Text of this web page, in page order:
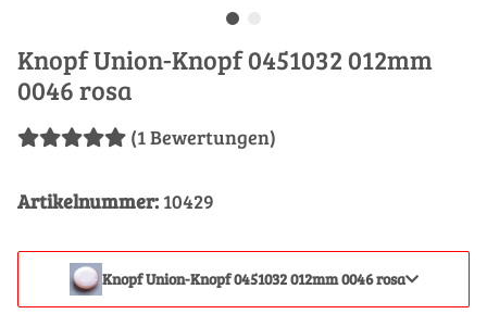
Knopf Union-Knopf 0451032 012mm
0046 rosa
(1 Bewertungen)
Artikelnummer: 10429
Knopf Union-Knopf 0451032 012mm 0046 rosa